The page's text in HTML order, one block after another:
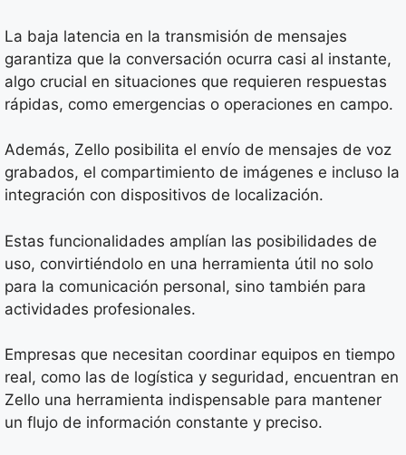
La baja latencia en la transmisión de mensajes
garantiza que la conversación ocurra casi al instante,
algo crucial en situaciones que requieren respuestas
rápidas, como emergencias o operaciones en campo.
Además, Zello posibilita el envío de mensajes de voz
grabados, el compartimiento de imágenes e incluso la
integración con dispositivos de localización.
Estas funcionalidades amplían las posibilidades de
uso, convirtiéndolo en una herramienta útil no solo
para la comunicación personal, sino también para
actividades profesionales.
Empresas que necesitan coordinar equipos en tiempo
real, como las de logística y seguridad, encuentran en
Zello una herramienta indispensable para mantener
un flujo de información constante y preciso.